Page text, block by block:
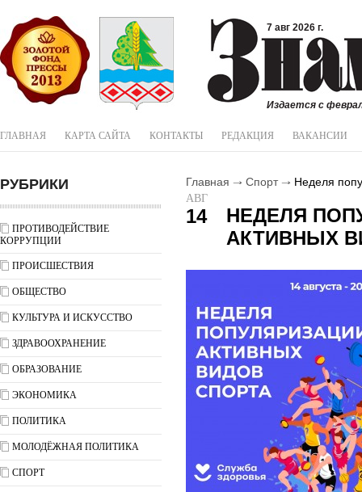
7 авг 2026 г.
Издается с
ГЛАВНАЯ КАРТА САЙТА КОНТАКТЫ РЕДАКЦИЯ ВАКАНСИИ
РУБРИКИ
ПРОТИВОДЕЙСТВИЕ
КОРРУПЦИИ
ПРОИСШЕСТВИЯ
ОБЩЕСТВО
КУЛЬТУРА И ИСКУССТВО
ЗДРАВООХРАНЕНИЕ
ОБРАЗОВАНИЕ
ЭКОНОМИКА
ПОЛИТИКА
МОЛОДЁЖНАЯ ПОЛИТИКА
СПОРТ
Главная Спорт
Неделя
АВГ
14
НЕДЕЛЯ
АКТИВНЫХ